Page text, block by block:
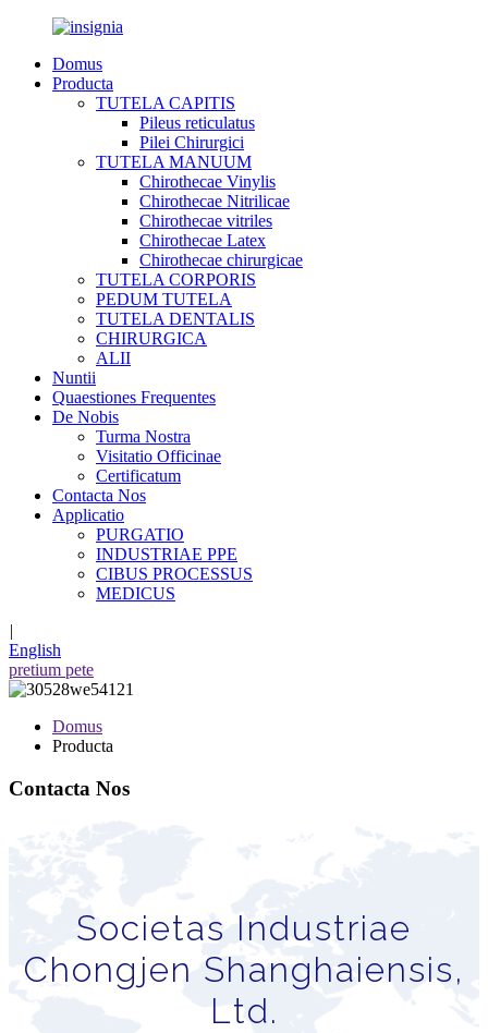
Domus
Producta
TUTELA CAPITIS
Pileus reticulatus
Pilei Chirurgici
TUTELA MANUUM
Chirothecae Vinylis
Chirothecae Nitrilicae
Chirothecae vitriles
Chirothecae Latex
Chirothecae chirurgicae
TUTELA CORPORIS
PEDUM TUTELA
TUTELA DENTALIS
CHIRURGICA
ALII
Nuntii
Quaestiones Frequentes
De Nobis
Turma Nostra
Visitatio Officinae
Certificatum
Contacta Nos
Applicatio
PURGATIO
INDUSTRIAE PPE
CIBUS PROCESSUS
MEDICUS
|
English
pretium pete
Domus
Producta
Contacta Nos
Societas Industriae
Chongjen Shanghaiensis,
Ltd.